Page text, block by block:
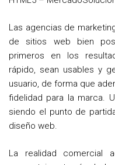
Las agencias de
de sitios web bien
primeros en los
rápido, sean usables y
usuario, de forma que
fidelidad para la marca.
siendo el punto de
diseño web.
La realidad comercial